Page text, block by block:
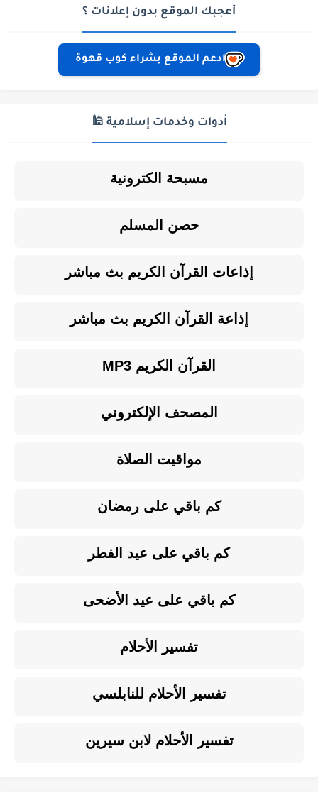
أعجبك الموقع بدون إعلانات ؟
ادعم الموقع بشراء كوب قهوة
أدوات وخدمات إسلامية 🕌
مسبحة الكترونية
حصن المسلم
إذاعات القرآن الكريم بث مباشر
إذاعة القرآن الكريم بث مباشر
القرآن الكريم MP3
المصحف الإلكتروني
مواقيت الصلاة
كم باقي على رمضان
كم باقي على عيد الفطر
كم باقي على عيد الأضحى
تفسير الأحلام
تفسير الأحلام للنابلسي
تفسير الأحلام لابن سيرين